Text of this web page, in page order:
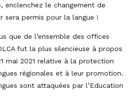
enclenchez le changement de
sera permis pour la langue !
que de l’ensemble des offices
fut la plus silencieuse à propos
mai 2021 relative à la protection
régionales et à leur promotion.
sont attaquées par l’Education